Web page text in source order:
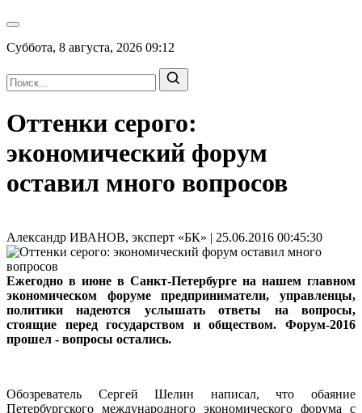
Суббота, 8 августа, 2026 09:12
Оттенки серого:
экономический форум
оставил много вопросов
Александр ИВАНОВ, эксперт «БК» | 25.06.2016 00:45:30
Ежегодно в июне в Санкт-Петербурге на нашем главном
экономическом форуме предприниматели, управленцы,
политики надеются услышать ответы на вопросы,
стоящие перед государством и обществом. Форум-2016
прошел - вопросы остались.
Обозреватель Сергей Шелин написал, что обаяние
Петербургского международного экономического форума с